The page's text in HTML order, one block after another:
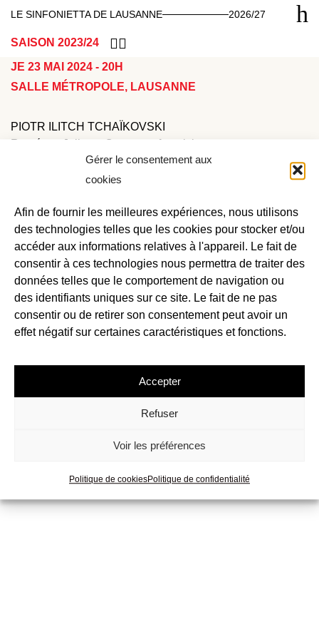
Gérer le consentement aux
cookies
Afin de fournir les meilleures expériences, nous utilisons
des technologies telles que les cookies pour stocker et/ou
accéder aux informations relatives à l'appareil. Le fait de
consentir à ces technologies nous permettra de traiter des
données telles que le comportement de navigation ou
des identifiants uniques sur ce site. Le fait de ne pas
consentir ou de retirer son consentement peut avoir un
effet négatif sur certaines caractéristiques et fonctions.
Accepter
Refuser
Voir les préférences
Politique de cookiesPolitique de confidentialité
LE SINFONIETTA DE LAUSANNE 2026/27
SAISON 2023/24
JE 23 MAI 2024 - 20H
SALLE MÉTROPOLE, LAUSANNE
PIOTR ILITCH TCHAÏKOVSKI
Roméo et Juliette, Ouverture-fantaisie
Le Lac des cygnes, Suite (extraits)
Roméo et Juliette, Suites 1 et 2 (extraits)
David Reiland, direction
Deux grandes histoires d’amours absolues et contrariées,
le Lac des cygnes et Roméo et Juliette mises en musique
par des symphonistes virtuoses de l’orchestre. Au
romantisme exacerbé de Piotr Ilitch Tchaïkovski répond le
néo-classicisme de Sergueï Prokofiev. Un lyrisme
mélodies inoubliables.
NEWSLETTER